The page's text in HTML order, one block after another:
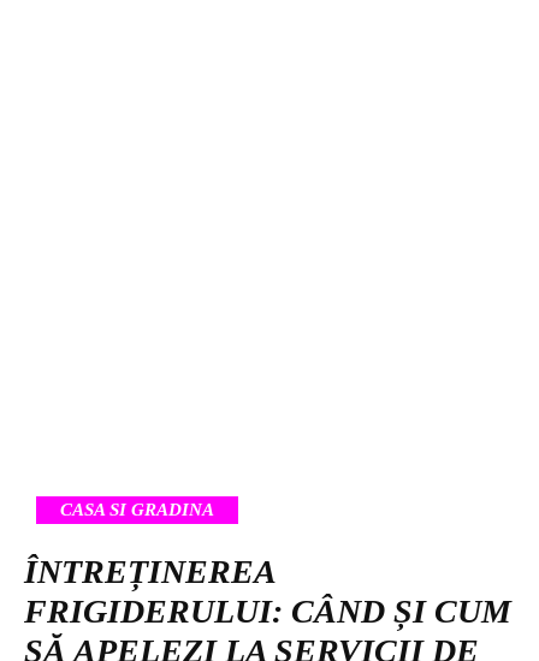
CASA SI GRADINA
ÎNTREȚINEREA
FRIGIDERULUI: CÂND ȘI CUM
SĂ APELEZI LA SERVICII DE